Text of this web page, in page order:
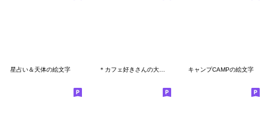
星占い＆天体の絵文字 ＊カフェ好きさんの大人かわいい絵文字＊ キャンプCAMPの絵文字